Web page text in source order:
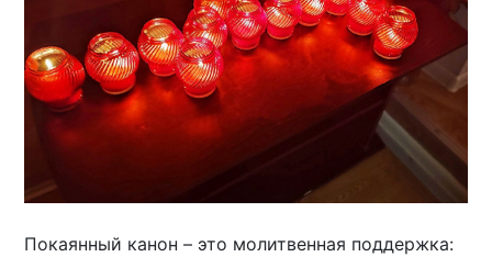
Покаянный канон – это молитвенная поддержка: